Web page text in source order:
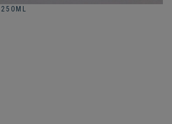
250ML